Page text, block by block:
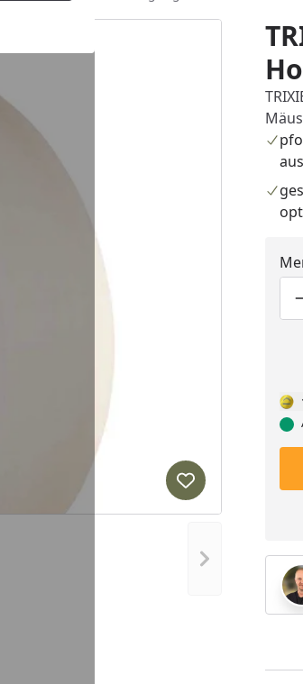
Nächstes Bild
Produkt zur